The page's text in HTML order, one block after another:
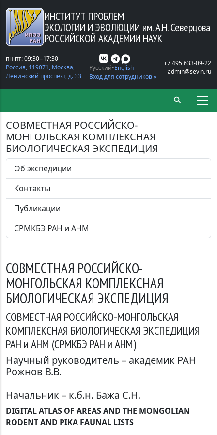
Перейти к основному содержанию
ИНСТИТУТ ПРОБЛЕМ
ЭКОЛОГИИ И ЭВОЛЮЦИИ им. А.Н. Северцова
РОССИЙСКОЙ АКАДЕМИИ НАУК
пн-пт: 09:30−17:30
Россия, 119071, Москва,
Ленинский проспект, д. 33
Русский English
Вход для сотрудников »
+7 495 633-09-22
admin@sevin.ru
СОВМЕСТНАЯ РОССИЙСКО-
МОНГОЛЬСКАЯ КОМПЛЕКСНАЯ
БИОЛОГИЧЕСКАЯ ЭКСПЕДИЦИЯ
Об экспедиции
Контакты
Публикации
СРМКБЭ РАН и АНМ
ЗАГОЛОВОК
СОВМЕСТНАЯ РОССИЙСКО-
МОНГОЛЬСКАЯ КОМПЛЕКСНАЯ
БИОЛОГИЧЕСКАЯ ЭКСПЕДИЦИЯ
СОВМЕСТНАЯ РОССИЙСКО-МОНГОЛЬСКАЯ
КОМПЛЕКСНАЯ БИОЛОГИЧЕСКАЯ ЭКСПЕДИЦИЯ
РАН и АНМ (СРМКБЭ РАН и АНМ)
Научный руководитель – академик РАН
Рожнов В.В.
Начальник – к.б.н. Бажа С.Н.
DIGITAL ATLAS OF AREAS AND THE MONGOLIAN
RODENT AND PIKA FAUNAL LISTS